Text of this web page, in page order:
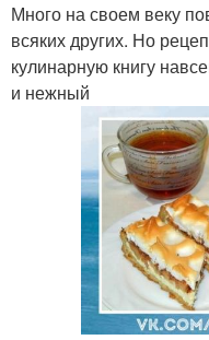
Много на своем веку
всяких других. Но
кулинарную книгу
и нежный